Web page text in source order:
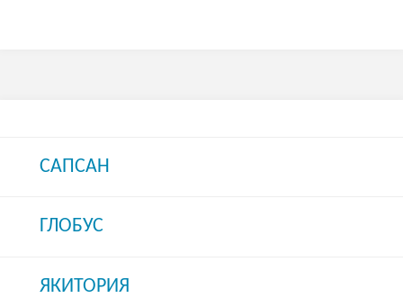
САПСАН
ГЛОБУС
ЯКИТОРИЯ